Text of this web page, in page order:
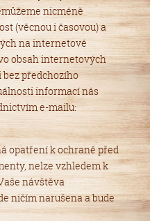
nicméně
(věcnou i časovou) a
na internetové
obsah internetových
předchozího
informací nás
e-mailu:
opatření k ochraně před
nelze vzhledem k
návštěva
ničím narušena a bude